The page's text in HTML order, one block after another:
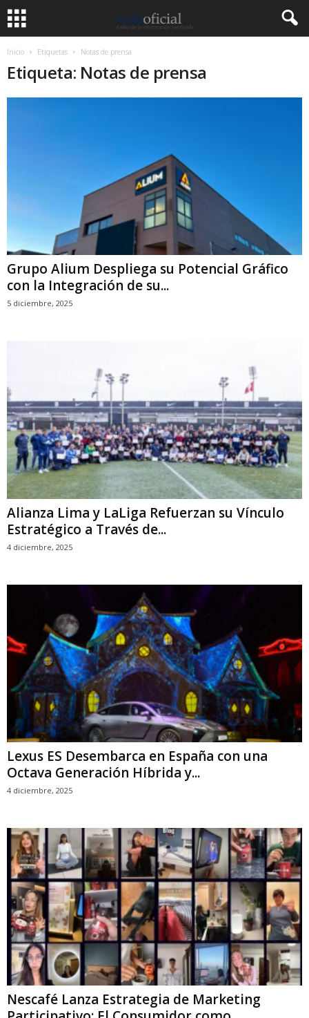
Inicio Etiquetas Notas de prensa
Etiqueta: Notas de prensa
Grupo Alium Despliega su Potencial Gráfico
con la Integración de su...
5 diciembre, 2025
Alianza Lima y LaLiga Refuerzan su Vínculo
Estratégico a Través de...
4 diciembre, 2025
Lexus ES Desembarca en España con una
Octava Generación Híbrida y...
4 diciembre, 2025
Nescafé Lanza Estrategia de Marketing